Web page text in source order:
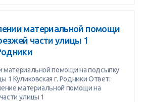
материальной помощи
части улицы 1
материальной помощи на подсыпку
1 Куликовская г. Родники Ответ:
материальной помощи на
улицы 1